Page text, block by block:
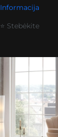
Informacija
⭐ Stebėkite